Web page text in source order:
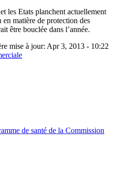
les Etats planchent actuellement
matière de protection des
être bouclée dans l’année.
mise à jour: Apr 3, 2013 - 10:22
de santé de la Commission